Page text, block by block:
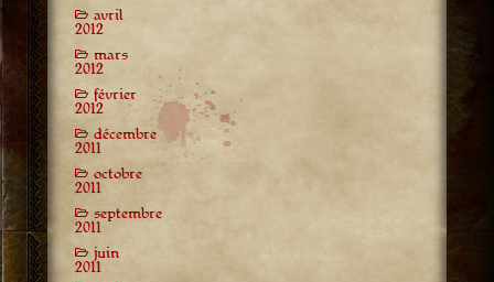
avril
2012
mars
2012
février
2012
décembre
2011
octobre
2011
septembre
2011
juin
2011